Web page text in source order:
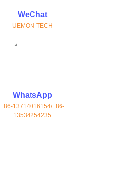
WeChat
UEMON-TECH
WhatsApp
+86-13714016154/+86-
13534254235